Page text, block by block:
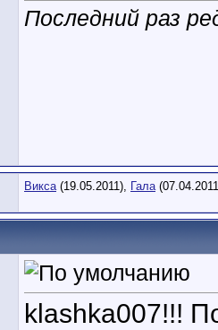
Последний раз
Викса(19.05.2011), Гала
klashka007!!!